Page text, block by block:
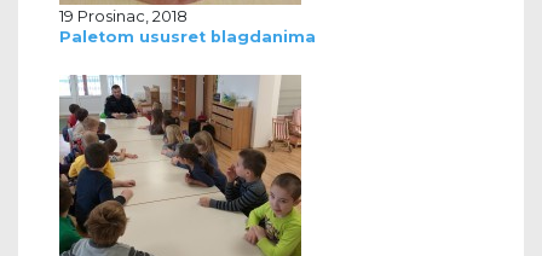
19 Prosinac, 2018
Paletom ususret blagdanima